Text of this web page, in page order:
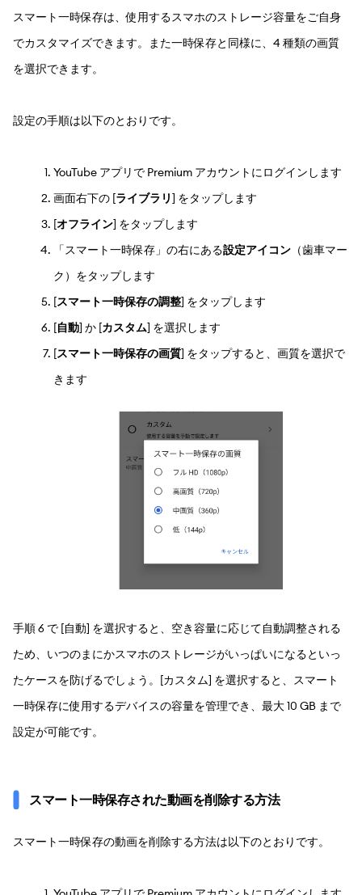
スマート一時保存は、使用するスマホのストレージ容量をご自身
でカスタマイズできます。また一時保存と同様に、4 種類の画質
を選択できます。
設定の手順は以下のとおりです。
YouTube アプリで Premium アカウントにログインします
画面右下の [ライブラリ] をタップします
[オフライン] をタップします
「スマート一時保存」の右にある設定アイコン （歯車マー
ク）をタップします
[スマート一時保存の調整] をタップします
[自動] か [カスタム] を選択します
[スマート一時保存の画質] をタップすると、画質を選択で
きます
手順 6 で [自動] を選択すると、空き容量に応じて自動調整される
ため、いつのまにかスマホのストレージがいっぱいになるといっ
たケースを防げるでしょう。[カスタム] を選択すると、スマート
一時保存に使用するデバイスの容量を管理でき、最大 10 GB まで
設定が可能です。
スマート一時保存された動画を削除する方法
スマート一時保存の動画を削除する方法は以下のとおりです。